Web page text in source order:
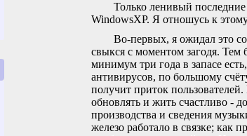
Только ленивый
WindowsXP. Я отношусь к
Во-первых, я ожидал это
свыкся с моментом загодя. Тем
минимум три года в запасе
антивирусов, по большому
получит приток
обновлять и жить счастливо -
производства и сведения
железо работало в связке; как